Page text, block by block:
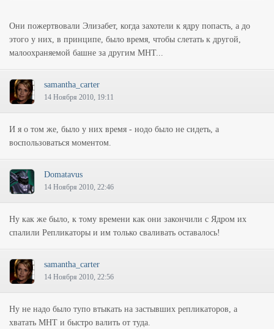
Они пожертвовали Элизабет, когда захотели к ядру попасть, а до
этого у них, в принципе, было время, чтобы слетать к другой,
малоохраняемой башне за другим МНТ...
samantha_carter
14 Ноября 2010, 19:11
И я о том же, было у них время - нодо было не сидеть, а
воспользоваться моментом.
Domatavus
14 Ноября 2010, 22:46
Ну как же было, к тому времени как они закончили с Ядром их
спалили Репликаторы и им только сваливать оставалось!
samantha_carter
14 Ноября 2010, 22:56
Ну не надо было тупо втыкать на застывших репликаторов, а
хватать МНТ и быстро валить от туда.